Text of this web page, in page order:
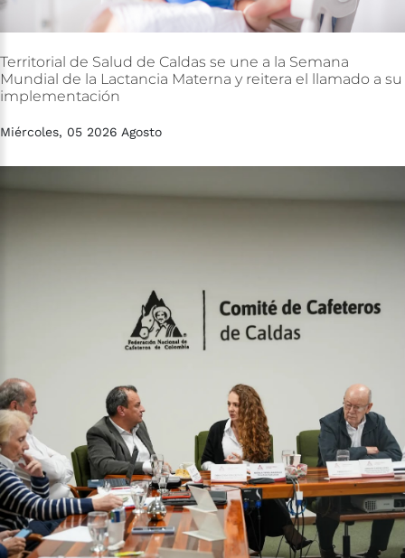
Territorial de Salud de Caldas se une a la Semana
Mundial de la Lactancia Materna y reitera el llamado a su
implementación
Miércoles, 05 2026 Agosto